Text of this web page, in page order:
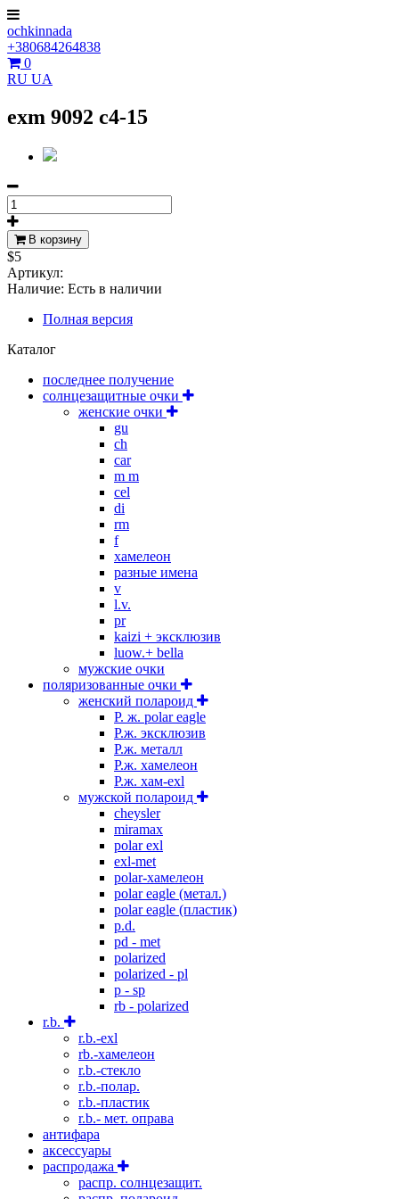
ochkinnada
+380684264838
0
RU UA
exm 9092 c4-15
В корзину
$5
Артикул:
Наличие: Есть в наличии
Полная версия
Каталог
последнее получение
солнцезащитные очки
женские очки
gu
ch
car
m m
cel
di
rm
f
хамелеон
разные имена
v
l.v.
pr
kaizi + эксклюзив
luow.+ bella
мужские очки
поляризованные очки
женский полароид
P. ж. polar eagle
P.ж. эксклюзив
Р.ж. металл
P.ж. хамелеон
Р.ж. хам-exl
мужской полароид
cheysler
miramax
polar exl
exl-met
polar-хамелеон
polar eagle (метал.)
polar eagle (пластик)
p.d.
pd - met
polarized
polarized - pl
p - sp
rb - polarized
r.b.
r.b.-exl
rb.-хамелеон
r.b.-стекло
r.b.-полар.
r.b.-пластик
r.b.- мет. оправа
антифара
аксессуары
распродажа
распр. солнцезащит.